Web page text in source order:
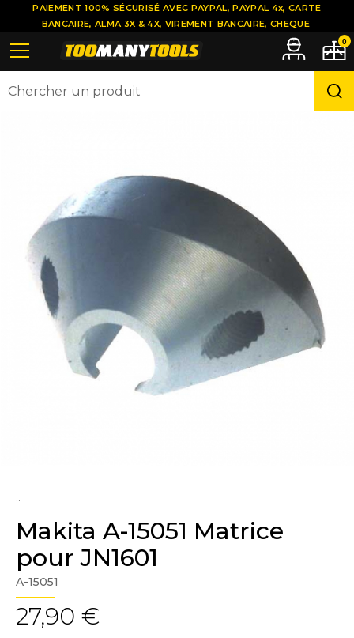
..
Makita A-15051 Matrice
pour JN1601
A-15051
27,90 €
PAIEMENT 100% SÉCURISÉ AVEC PAYPAL, PAYPAL 4x, CARTE
BANCAIRE, ALMA 3X & 4X, VIREMENT BANCAIRE, CHEQUE
0